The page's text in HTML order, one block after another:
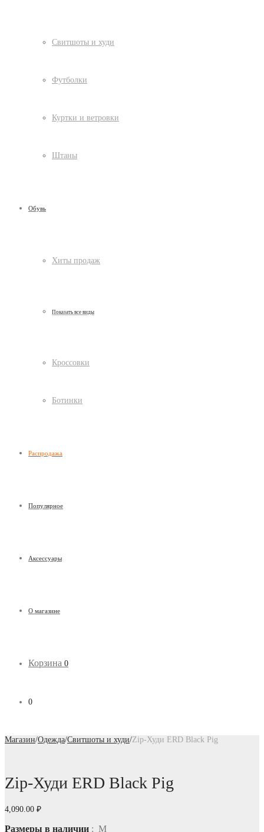
Свитшоты и худи
Футболки
Куртки и ветровки
Штаны
Обувь
Хиты продаж
Показать все виды
Кроссовки
Ботинки
Распродажа
Популярное
Аксессуары
О магазине
Корзина 0
0
Магазин/Одежда/Свитшоты и худи/Zip-Худи ERD Black Pig
Zip-Худи ERD Black Pig
4,090.00 ₽
Размеры в наличии : M